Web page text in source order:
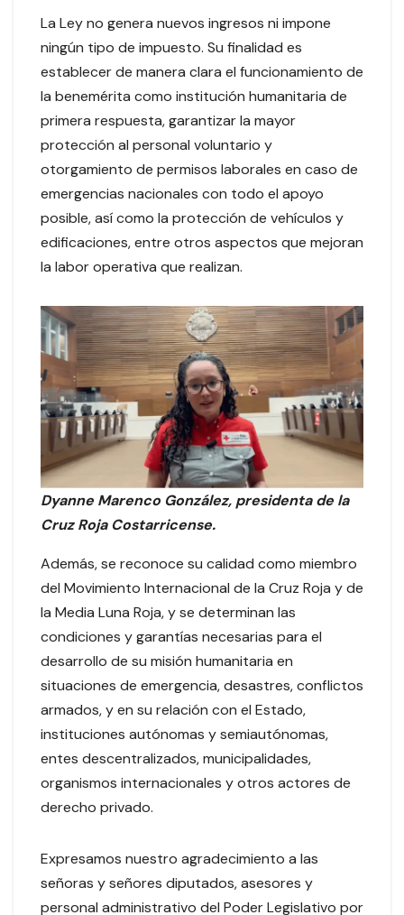
La Ley no genera nuevos ingresos ni impone
ningún tipo de impuesto. Su finalidad es
establecer de manera clara el funcionamiento de
la benemérita como institución humanitaria de
primera respuesta, garantizar la mayor
protección al personal voluntario y
otorgamiento de permisos laborales en caso de
emergencias nacionales con todo el apoyo
posible, así como la protección de vehículos y
edificaciones, entre otros aspectos que mejoran
la labor operativa que realizan.
Dyanne Marenco González, presidenta de la
Cruz Roja Costarricense.
Además, se reconoce su calidad como miembro
del Movimiento Internacional de la Cruz Roja y de
la Media Luna Roja, y se determinan las
condiciones y garantías necesarias para el
desarrollo de su misión humanitaria en
situaciones de emergencia, desastres, conflictos
armados, y en su relación con el Estado,
instituciones autónomas y semiautónomas,
entes descentralizados, municipalidades,
organismos internacionales y otros actores de
derecho privado.
Expresamos nuestro agradecimiento a las
señoras y señores diputados, asesores y
personal administrativo del Poder Legislativo por